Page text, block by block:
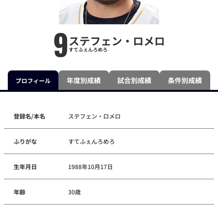
9ステフェン・ロメロ
すてふぇんろめろ
プロフィール 年度別成績 試合別成績 条件別成績
登録名/本名 ステフェン・ロメロ
ふりがな すてふぇんろめろ
生年月日 1988年10月17日
年齢 30歳